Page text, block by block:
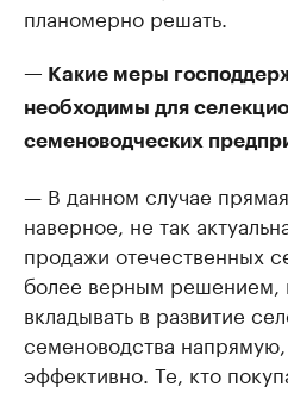
планомерно решать.
— Какие меры
необходимы для
семеноводческих
— В данном случае
наверное, не так
продажи отечественных
более верным решением,
вкладывать в развитие
семеноводства
эффективно. Те, кто